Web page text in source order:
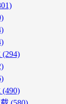
(294)
(490)